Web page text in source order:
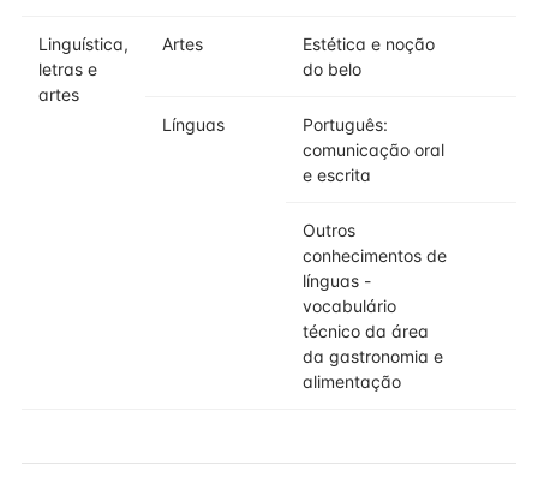
Linguística,
letras e
artes
Artes
Estética e noção
do belo
Línguas
Português:
comunicação oral
e escrita
Outros
conhecimentos de
línguas -
vocabulário
técnico da área
da gastronomia e
alimentação